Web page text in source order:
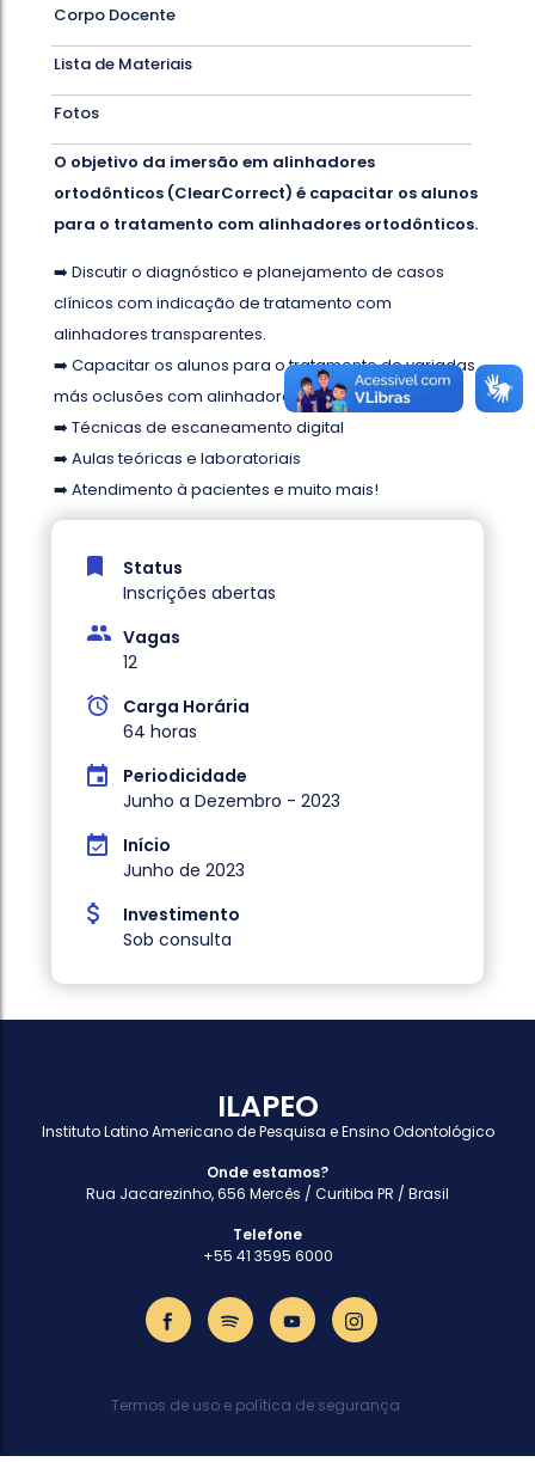
Corpo Docente
Lista de Materiais
Fotos
O objetivo da imersão em alinhadores
ortodônticos (ClearCorrect) é capacitar os alunos
para o tratamento com alinhadores ortodônticos.
➡️ Discutir o diagnóstico e planejamento de casos
clínicos com indicação de tratamento com
alinhadores transparentes.
➡️ Capacitar os alunos para o tratamento de variadas
más oclusões com alinhadores ortodônticos.
➡️ Técnicas de escaneamento digital
➡️ Aulas teóricas e laboratoriais
➡️ Atendimento à pacientes e muito mais!
Status
Inscrições abertas
Vagas
12
Carga Horária
64 horas
Periodicidade
Junho a Dezembro - 2023
Início
Junho de 2023
Investimento
Sob consulta
ILAPEO
Instituto Latino Americano de Pesquisa e Ensino Odontológico
Onde estamos?
Rua Jacarezinho, 656 Mercês / Curitiba PR / Brasil
Telefone
+55 41 3595 6000
Termos de uso e política de segurança